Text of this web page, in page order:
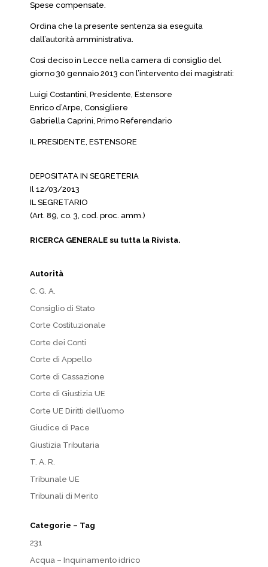
Spese compensate.
Ordina che la presente sentenza sia eseguita
dall’autorità amministrativa.
Così deciso in Lecce nella camera di consiglio del
giorno 30 gennaio 2013 con l’intervento dei magistrati:
Luigi Costantini, Presidente, Estensore
Enrico d’Arpe, Consigliere
Gabriella Caprini, Primo Referendario
IL PRESIDENTE, ESTENSORE
DEPOSITATA IN SEGRETERIA
Il 12/03/2013
IL SEGRETARIO
(Art. 89, co. 3, cod. proc. amm.)
RICERCA GENERALE su tutta la Rivista.
Autorità
C. G. A.
Consiglio di Stato
Corte Costituzionale
Corte dei Conti
Corte di Appello
Corte di Cassazione
Corte di Giustizia UE
Corte UE Diritti dell’uomo
Giudice di Pace
Giustizia Tributaria
T. A. R.
Tribunale UE
Tribunali di Merito
Categorie – Tag
231
Acqua – Inquinamento idrico